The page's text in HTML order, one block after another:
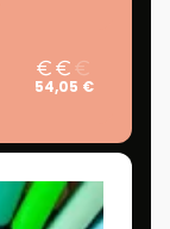
54,05 €